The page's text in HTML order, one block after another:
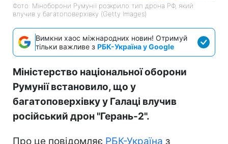
Фото: Міноборони Румунії розкрило тип дрона РФ, який
влучив у багатоповерхівку (Getty Images)
Вимкни хаос міжнародних новин! Отримуй
тільки важливе з РБК-Україна у Google
Міністерство національної оборони
Румунії встановило, що у
багатоповерхівку у Галаці влучив
російський дрон "Герань-2".
Про це повідомляє РБК-Україна з